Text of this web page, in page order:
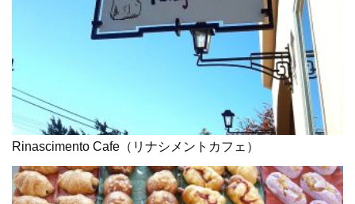
Rinascimento Cafe（リナシメントカフェ）